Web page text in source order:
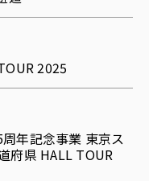
2025
年記念事業 東京ス
府県 HALL TOUR